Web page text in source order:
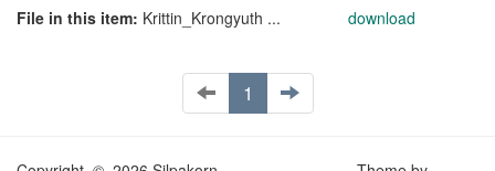
File in this item: Krittin_Krongyuth ... download
1